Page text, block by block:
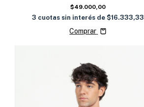
$49.000,00
3 cuotas sin interés de$16.333,33
Comprar